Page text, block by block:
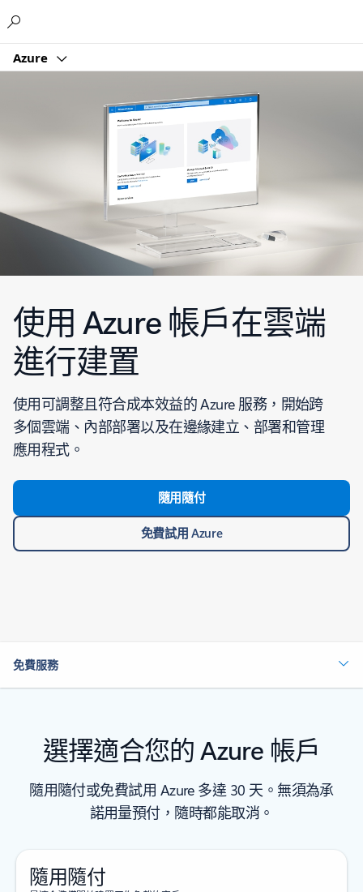
Azure
使用 Azure 帳戶在雲端
進行建置
使用可調整且符合成本效益的 Azure 服務，開始跨
多個雲端、內部部署以及在邊緣建立、部署和管理
應用程式。
隨用隨付
免費試用 Azure
免費服務
選擇適合您的 Azure 帳戶
隨用隨付或免費試用 Azure 多達 30 天。無須為承
諾用量預付，隨時都能取消。
隨用隨付